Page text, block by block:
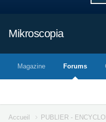
Mikroscopia
Magazine Forums
Accueil PUBLIER -